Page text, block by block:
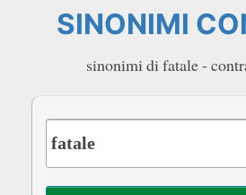
SINONIMI
sinonimi di fatale -